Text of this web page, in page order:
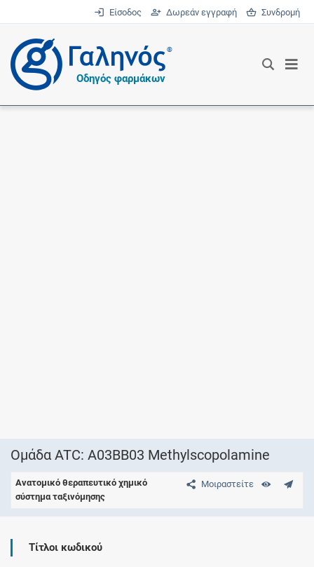
Είσοδος Δωρεάν εγγραφή Συνδρομή
®
Οδηγός φαρμάκων
Ομάδα ATC: A03BB03 Methylscopolamine
Μοιραστείτε
Ανατομικό θεραπευτικό χημικό
σύστημα ταξινόμησης
Τίτλοι κωδικού